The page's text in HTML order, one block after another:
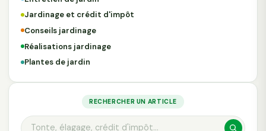
RECHERCHER UN ARTICLE
Jardinage et crédit d'impôt
Conseils jardinage
Réalisations jardinage
Plantes de jardin